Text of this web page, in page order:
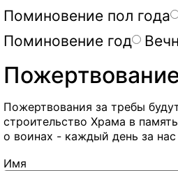
Поминовение пол года
Поминовение год
Пожертвования за требы
строительство Храма в
о воинах - каждый день за
Имя